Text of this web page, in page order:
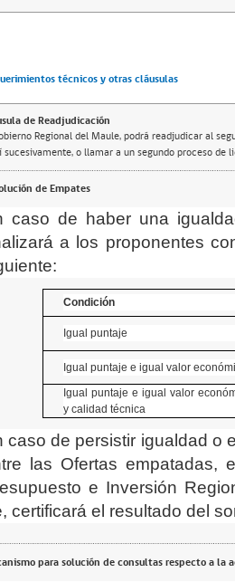
técnicos y otras cláusulas
de Readjudicación
Regional del Maule, podrá readjudicar al
sucesivamente, o llamar a un segundo proceso de
de Empates
caso de haber una
a los proponentes
Condición
Igual puntaje
Igual puntaje e igual valor
Igual puntaje e igual valor
y calidad técnica
caso de persistir igualdad o
las Ofertas empatadas,
e Inversión
certificará el resultado del
para solución de consultas respecto a la